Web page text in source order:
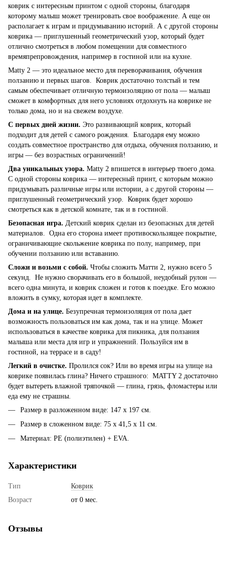
коврик с интересным принтом c одной стороны, благодаря
которому малыш может тренировать свое воображение. А еще он
располагает к играм и придумыванию историй. А с другой стороны
коврика — приглушенный геометрический узор, который будет
отлично смотреться в любом помещении для совместного
времяпрепровождения, например в гостиной или на кухне.
Matty 2 — это идеальное место для переворачивания, обучения
ползанию и первых шагов. Коврик достаточно толстый и тем
самым обеспечивает отличную термоизоляцию от пола — малыш
сможет в комфортных для него условиях отдохнуть на коврике не
только дома, но и на свежем воздухе.
С первых дней жизни. Это развивающий коврик, который
подходит для детей с самого рождения. Благодаря ему можно
создать совместное пространство для отдыха, обучения ползанию, и
игры — без возрастных ограничений!
Два уникальных узора. Matty 2 впишется в интерьер твоего дома.
C одной стороны коврика — интересный принт, с которым можно
придумывать различные игры или истории, а с другой стороны —
приглушенный геометрический узор. Коврик будет хорошо
смотреться как в детской комнате, так и в гостиной.
Безопасная игра. Детский коврик сделан из безопасных для детей
материалов. Одна его сторона имеет противоскользящее покрытие,
ограничивающие скольжение коврика по полу, например, при
обучении ползанию или вставанию.
Сложи и возьми с собой. Чтобы сложить Матти 2, нужно всего 5
секунд. Не нужно сворачивать его в большой, неудобный рулон —
всего одна минута, и коврик сложен и готов к поездке. Его можно
вложить в сумку, которая идет в комплекте.
Дома и на улице. Безупречная термоизоляция от пола дает
возможность пользоваться им как дома, так и на улице. Может
использоваться в качестве коврика для пикника, для ползания
малыша или места для игр и упражнений. Пользуйся им в
гостиной, на террасе и в саду!
Легкий в очистке. Пролился сок? Или во время игры на улице на
коврике появилась глина? Ничего страшного: MATTY 2 достаточно
будет вытереть влажной тряпочкой — глина, грязь, фломастеры или
еда ему не страшны.
Размер в разложенном виде: 147 x 197 см.
Размер в сложенном виде: 75 x 41,5 x 11 см.
Материал: PE (полиэтилен) + EVA.
Характеристики
Тип
Коврик
Возраст
от 0 мес.
Отзывы